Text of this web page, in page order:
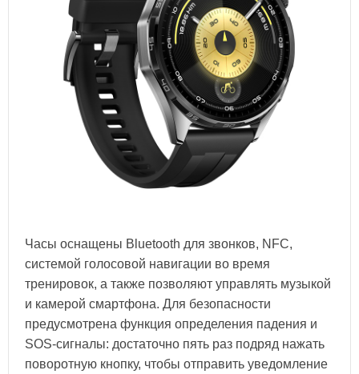
Часы оснащены Bluetooth для звонков, NFC,
системой голосовой навигации во время
тренировок, а также позволяют управлять музыкой
и камерой смартфона. Для безопасности
предусмотрена функция определения падения и
SOS-сигналы: достаточно пять раз подряд нажать
поворотную кнопку, чтобы отправить уведомление